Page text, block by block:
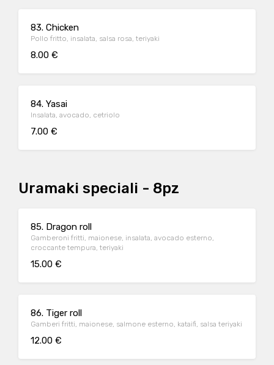
83. Chicken
Pollo fritto, insalata, salsa rosa, teriyaki
8.00 €
84. Yasai
Insalata, avocado, cetriolo
7.00 €
Uramaki speciali - 8pz
85. Dragon roll
Gamberoni fritti, maionese, insalata, avocado esterno,
croccante tempura, teriyaki
15.00 €
86. Tiger roll
Gamberi fritti, maionese, salmone esterno, kataifi, salsa teriyaki
12.00 €